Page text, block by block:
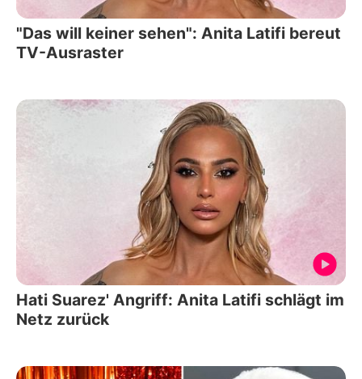
"Das will keiner sehen": Anita Latifi bereut
TV-Ausraster
Hati Suarez' Angriff: Anita Latifi schlägt im
Netz zurück